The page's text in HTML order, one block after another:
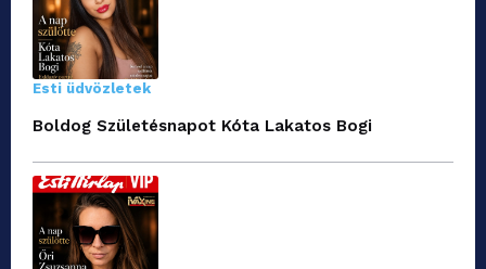
Esti üdvözletek
Boldog Születésnapot Kóta Lakatos Bogi